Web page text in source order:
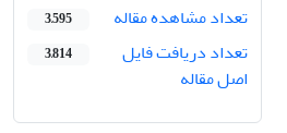
تعداد مشاهده مقاله
3,595
تعداد دریافت فایل
اصل مقاله
3,814